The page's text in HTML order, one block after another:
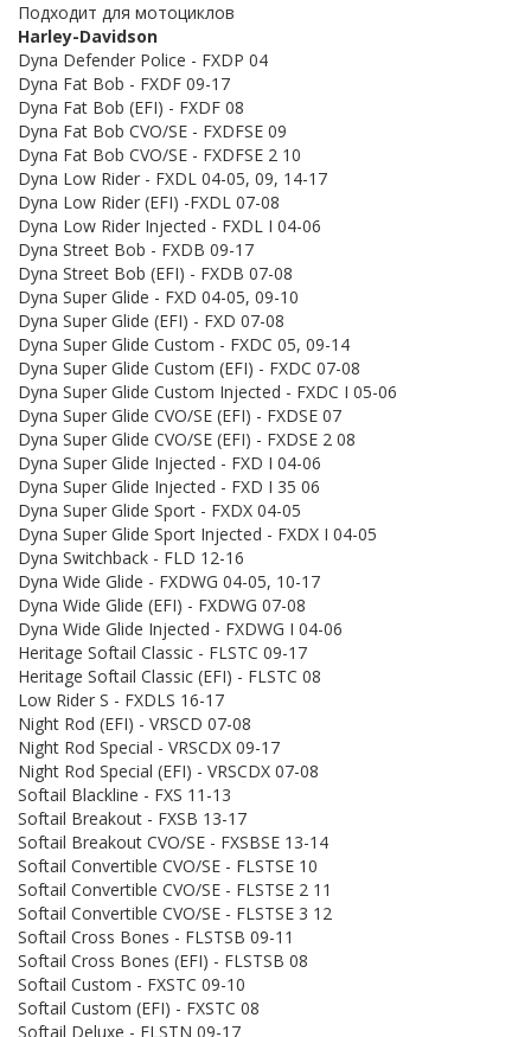
Подходит для мотоциклов
Harley-Davidson
Dyna Defender Police - FXDP 04
Dyna Fat Bob - FXDF 09-17
Dyna Fat Bob (EFI) - FXDF 08
Dyna Fat Bob CVO/SE - FXDFSE 09
Dyna Fat Bob CVO/SE - FXDFSE 2 10
Dyna Low Rider - FXDL 04-05, 09, 14-17
Dyna Low Rider (EFI) -FXDL 07-08
Dyna Low Rider Injected - FXDL I 04-06
Dyna Street Bob - FXDB 09-17
Dyna Street Bob (EFI) - FXDB 07-08
Dyna Super Glide - FXD 04-05, 09-10
Dyna Super Glide (EFI) - FXD 07-08
Dyna Super Glide Custom - FXDC 05, 09-14
Dyna Super Glide Custom (EFI) - FXDC 07-08
Dyna Super Glide Custom Injected - FXDC I 05-06
Dyna Super Glide CVO/SE (EFI) - FXDSE 07
Dyna Super Glide CVO/SE (EFI) - FXDSE 2 08
Dyna Super Glide Injected - FXD I 04-06
Dyna Super Glide Injected - FXD I 35 06
Dyna Super Glide Sport - FXDX 04-05
Dyna Super Glide Sport Injected - FXDX I 04-05
Dyna Switchback - FLD 12-16
Dyna Wide Glide - FXDWG 04-05, 10-17
Dyna Wide Glide (EFI) - FXDWG 07-08
Dyna Wide Glide Injected - FXDWG I 04-06
Heritage Softail Classic - FLSTC 09-17
Heritage Softail Classic (EFI) - FLSTC 08
Low Rider S - FXDLS 16-17
Night Rod (EFI) - VRSCD 07-08
Night Rod Special - VRSCDX 09-17
Night Rod Special (EFI) - VRSCDX 07-08
Softail Blackline - FXS 11-13
Softail Breakout - FXSB 13-17
Softail Breakout CVO/SE - FXSBSE 13-14
Softail Convertible CVO/SE - FLSTSE 10
Softail Convertible CVO/SE - FLSTSE 2 11
Softail Convertible CVO/SE - FLSTSE 3 12
Softail Cross Bones - FLSTSB 09-11
Softail Cross Bones (EFI) - FLSTSB 08
Softail Custom - FXSTC 09-10
Softail Custom (EFI) - FXSTC 08
Softail Deluxe - FLSTN 09-17